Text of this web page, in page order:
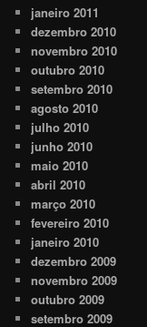
janeiro 2011
dezembro 2010
novembro 2010
outubro 2010
setembro 2010
agosto 2010
julho 2010
junho 2010
maio 2010
abril 2010
março 2010
fevereiro 2010
janeiro 2010
dezembro 2009
novembro 2009
outubro 2009
setembro 2009